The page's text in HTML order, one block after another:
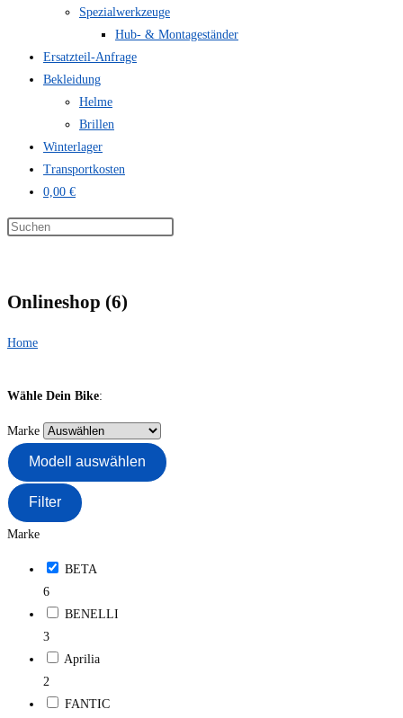
Spezialwerkzeuge
Hub- & Montageständer
Ersatzteil-Anfrage
Bekleidung
Helme
Brillen
Winterlager
Transportkosten
0,00 €
Onlineshop (6)
Home
Wähle Dein Bike:
Marke
Modell auswählen
Filter
Marke
BETA
6
BENELLI
3
Aprilia
2
FANTIC